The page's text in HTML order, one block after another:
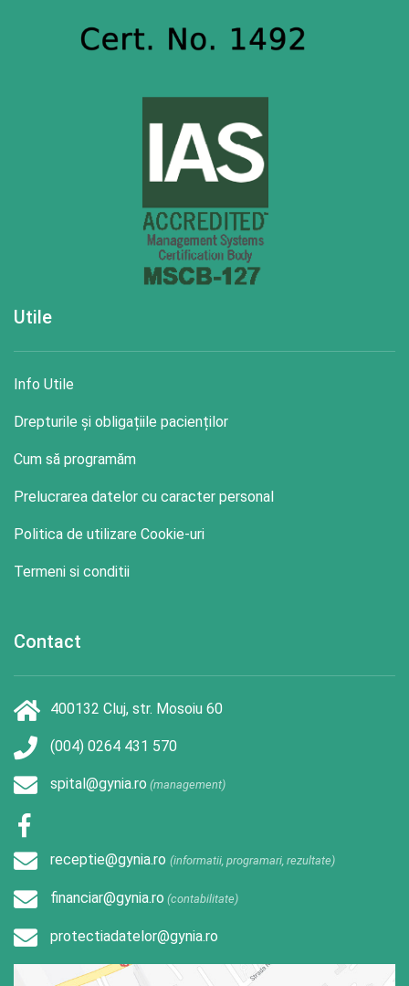
Utile
Info Utile
Drepturile și obligațiile pacienților
Cum să programăm
Prelucrarea datelor cu caracter personal
Politica de utilizare Cookie-uri
Termeni si conditii
Contact
400132 Cluj, str. Mosoiu 60
(004) 0264 431 570
spital@gynia.ro (management)
receptie@gynia.ro (informatii, programari, rezultate)
financiar@gynia.ro (contabilitate)
protectiadatelor@gynia.ro